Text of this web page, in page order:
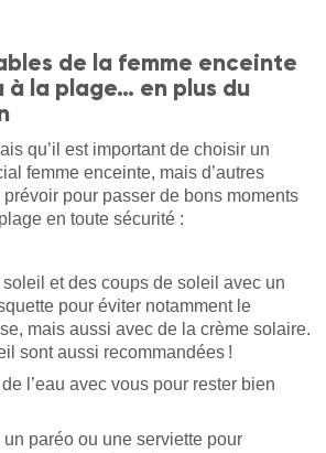
de la femme enceinte
à la plage… en plus du
qu’il est important de choisir un
femme enceinte, mais d’autres
pour passer de bons moments
en toute sécurité :
et des coups de soleil avec un
pour éviter notamment le
mais aussi avec de la crème solaire.
sont aussi recommandées !
l’eau avec vous pour rester bien
paréo ou une serviette pour